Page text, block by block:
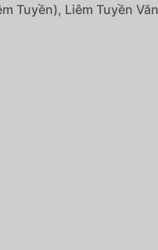
Tuyền), Liêm Tuyền